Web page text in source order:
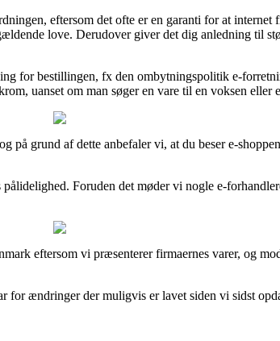
eftersom det ofte er en garanti for at internet
love. Derudover giver det dig anledning til
for bestillingen, fx den ombytningspolitik e-
uanset om man søger en vare til en voksen eller
grund af dette anbefaler vi, at du beser e-
Foruden det møder vi nogle e-
eftersom vi præsenterer firmaernes varer, og
ændringer der muligvis er lavet siden vi sidst